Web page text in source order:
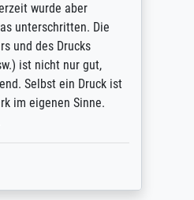
wurde aber
unterschritten. Die
und des Drucks
ist nicht nur gut,
Selbst ein Druck ist
im eigenen Sinne.